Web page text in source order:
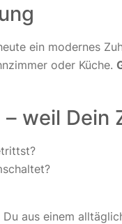
ein modernes
oder Küche.
weil Dein
aus einem